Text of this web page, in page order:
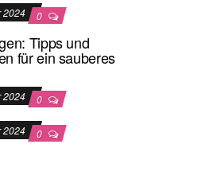
2024 0
Tipps und
für ein sauberes
2024 0
2024 0